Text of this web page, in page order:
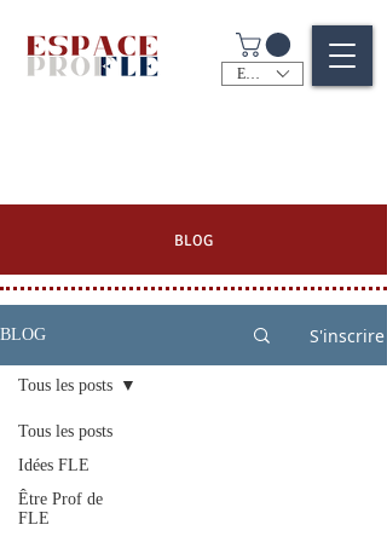
EUR (€)
BLOG
BLOG S'inscrire
Tous les posts
Idées FLE
Être Prof de
FLE
Tous les posts